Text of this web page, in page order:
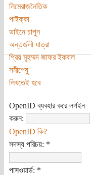
লিমেরাজনৈতিক
পাইক্কা
ডাইনে চাপুন
অন্তর্জলী যাত্রা
প্রিয় মুহম্মদ জাফর ইকবাল
সমীপেষু
লিখতেই হবে
OpenID ব্যবহার করে লগইন
করুন:
OpenID কি?
সদস্য পরিচয়: *
পাসওয়ার্ড: *